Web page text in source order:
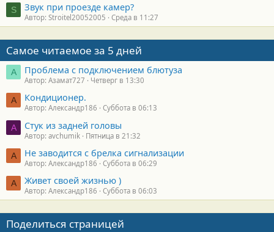
S Звук при проезде камер?
Автор: Stroitel20052005 Среда в 11:27
Самое читаемое за 5 дней
А Проблема с подключением блютуза
Автор: Азамат727 Четверг в 13:30
А Кондиционер.
Автор: Александр186 Суббота в 06:13
A Стук из задней головы
Автор: avchumik Пятница в 21:32
А Не заводится с брелка сигнализации
Автор: Александр186 Суббота в 06:29
А Живет своей жизнью )
Автор: Александр186 Суббота в 06:03
Поделиться страницей